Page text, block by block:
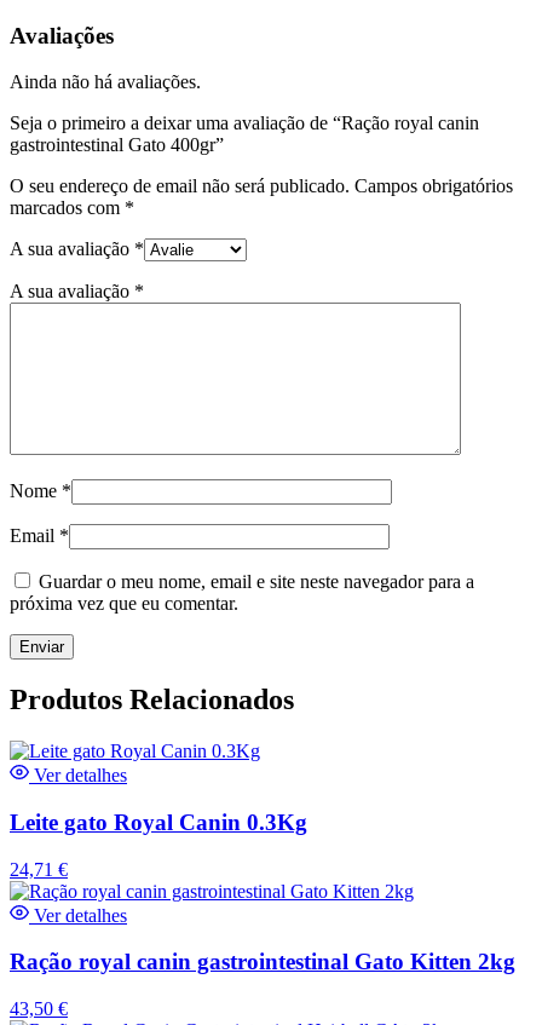
Avaliações
Ainda não há avaliações.
Seja o primeiro a deixar uma avaliação de “Ração royal canin
gastrointestinal Gato 400gr”
O seu endereço de email não será publicado. Campos obrigatórios
marcados com *
A sua avaliação *
A sua avaliação *
Nome *
Email *
Guardar o meu nome, email e site neste navegador para a
próxima vez que eu comentar.
Produtos Relacionados
Ver detalhes
Leite gato Royal Canin 0.3Kg
24,71 €
Ver detalhes
Ração royal canin gastrointestinal Gato Kitten 2kg
43,50 €